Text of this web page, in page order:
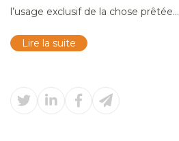
l’usage exclusif de la chose prêtée...
Lire la suite